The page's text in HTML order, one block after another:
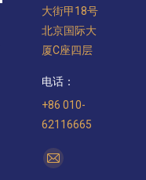
大街甲18号
北京国际大
厦C座四层
电话：
+86 010-
62116665
找到我们：
Mail